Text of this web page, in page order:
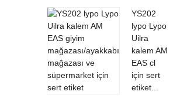
YS202
lypo Lypo
Uilra
kalem AM
EAS cl
için sert
etiket...